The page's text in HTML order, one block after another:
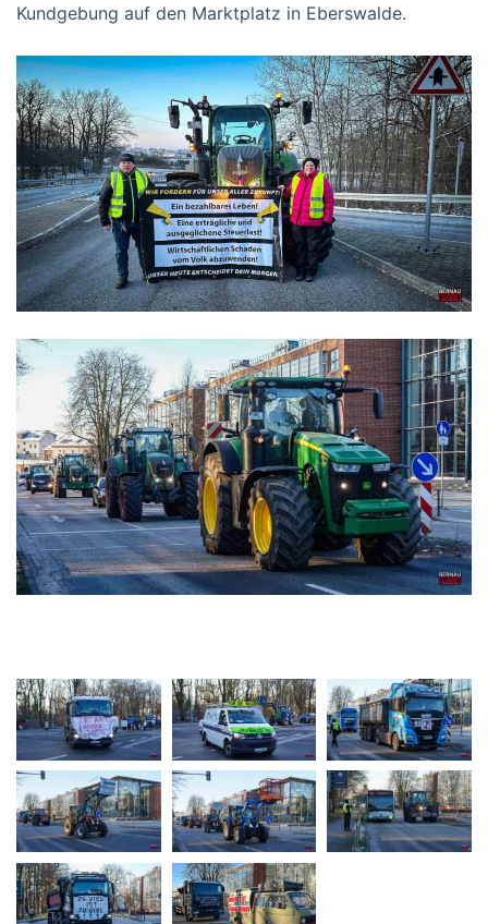
Kundgebung auf den Marktplatz in Eberswalde.